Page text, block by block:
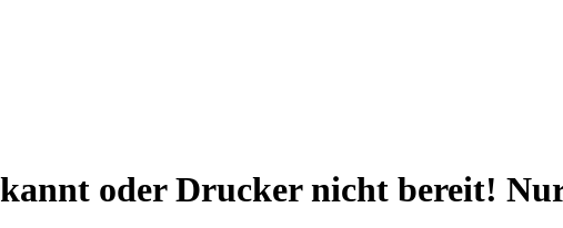
oder Drucker nicht bereit!